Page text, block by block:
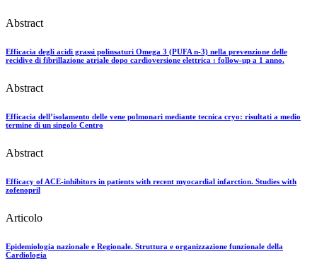
Abstract
Efficacia degli acidi grassi polinsaturi Omega 3 (PUFA n-3) nella prevenzione delle
recidive di fibrillazione atriale dopo cardioversione elettrica : follow-up a 1 anno.
Abstract
Efficacia dell’isolamento delle vene polmonari mediante tecnica cryo: risultati a medio
termine di un singolo Centro
Abstract
Efficacy of ACE-inhibitors in patients with recent myocardial infarction. Studies with
zofenopril
Articolo
Epidemiologia nazionale e Regionale. Struttura e organizzazione funzionale della
Cardiologia